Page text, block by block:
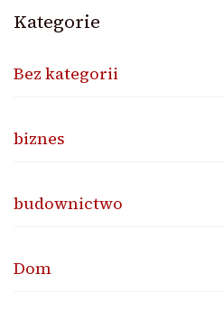
Kategorie
Bez kategorii
biznes
budownictwo
Dom